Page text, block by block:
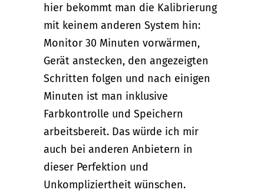
hier bekommt man die Kalibrierung
mit keinem anderen System hin:
Monitor 30 Minuten vorwärmen,
Gerät anstecken, den angezeigten
Schritten folgen und nach einigen
Minuten ist man inklusive
Farbkontrolle und Speichern
arbeitsbereit. Das würde ich mir
auch bei anderen Anbietern in
dieser Perfektion und
Unkompliziertheit wünschen.